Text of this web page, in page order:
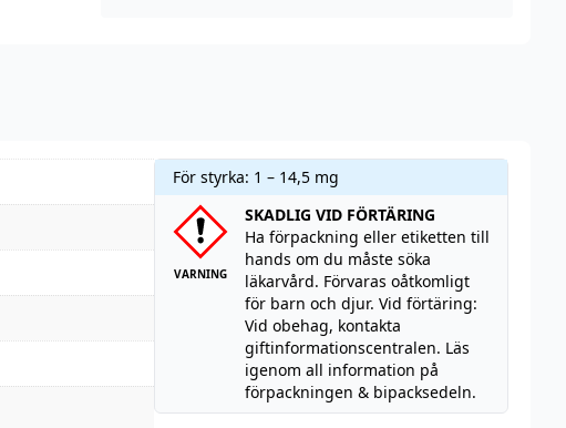
För styrka: 1 – 14,5 mg
VARNING
SKADLIG VID FÖRTÄRING
Ha förpackning eller etiketten till
hands om du måste söka
läkarvård. Förvaras oåtkomligt
för barn och djur. Vid förtäring:
Vid obehag, kontakta
giftinformationscentralen. Läs
igenom all information på
förpackningen & bipacksedeln.